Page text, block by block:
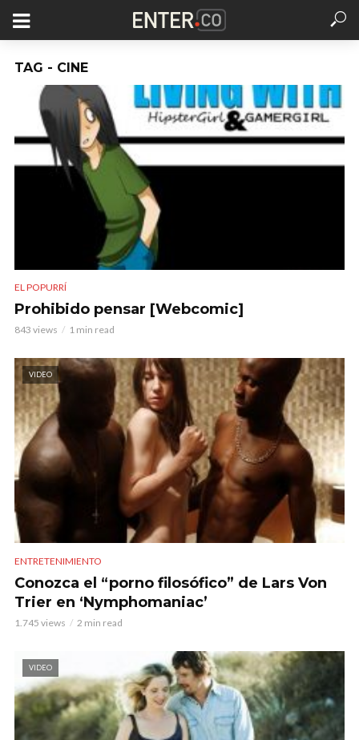
TAG - CINE
EL POPURRÍ
Prohibido pensar [Webcomic]
843 views 1 min read
VIDEO
ENTRETENIMIENTO
Conozca el “porno filosófico” de Lars Von
Trier en ‘Nymphomaniac’
1.745 views 2 min read
VIDEO